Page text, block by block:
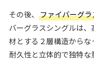
その後、 ファイバーグ
バーグラスシングルは
材とする２層構造から
耐久性と立体的で独特